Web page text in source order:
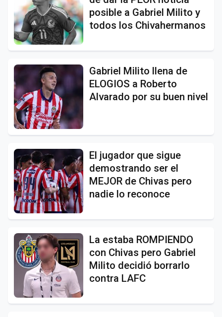
posible a Gabriel Milito y
todos los Chivahermanos
Gabriel Milito llena de
ELOGIOS a Roberto
Alvarado por su buen nivel
El jugador que sigue
demostrando ser el
MEJOR de Chivas pero
nadie lo reconoce
La estaba ROMPIENDO
con Chivas pero Gabriel
Milito decidió borrarlo
contra LAFC